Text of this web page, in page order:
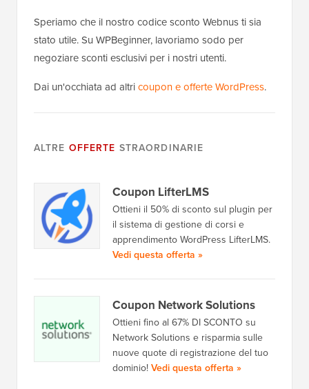
Speriamo che il nostro codice sconto Webnus ti sia
stato utile. Su WPBeginner, lavoriamo sodo per
negoziare sconti esclusivi per i nostri utenti.
Dai un'occhiata ad altricoupon e offerte WordPress.
ALTRE OFFERTE STRAORDINARIE
Coupon LifterLMS
Ottieni il 50% di sconto sul plugin per
il sistema di gestione di corsi e
apprendimento WordPress LifterLMS.
Vedi questa offerta »
Coupon Network Solutions
Ottieni fino al 67% DI SCONTO su
Network Solutions e risparmia sulle
nuove quote di registrazione del tuo
dominio! Vedi questa offerta »